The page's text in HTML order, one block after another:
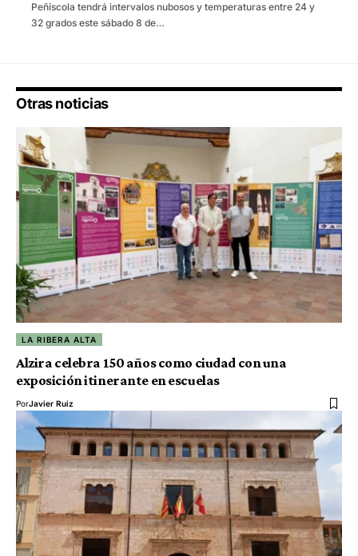
Peñíscola tendrá intervalos nubosos y temperaturas entre 24 y
32 grados este sábado 8 de…
Otras noticias
LA RIBERA ALTA
Alzira celebra 150 años como ciudad con una
exposición itinerante en escuelas
PorJavier Ruiz